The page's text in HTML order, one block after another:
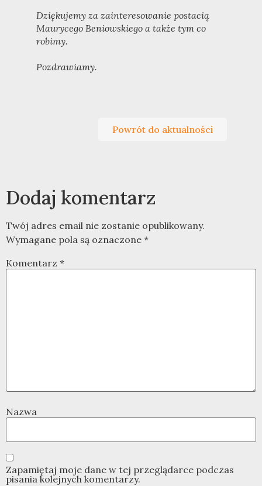
Dziękujemy za zainteresowanie postacią
Maurycego Beniowskiego a także tym co
robimy.
Pozdrawiamy.
Powrót do aktualności
Dodaj komentarz
Twój adres email nie zostanie opublikowany.
Wymagane pola są oznaczone *
Komentarz *
Nazwa
Zapamiętaj moje dane w tej przeglądarce podczas
pisania kolejnych komentarzy.